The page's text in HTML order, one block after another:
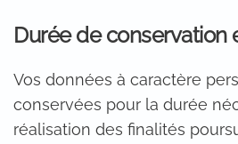
Durée de conservation
Vos données à caractère
conservées pour la durée
réalisation des finalités